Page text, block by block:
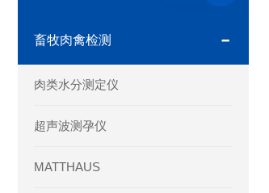
畜牧肉禽检测
肉类水分测定仪
超声波测孕仪
MATTHAUS